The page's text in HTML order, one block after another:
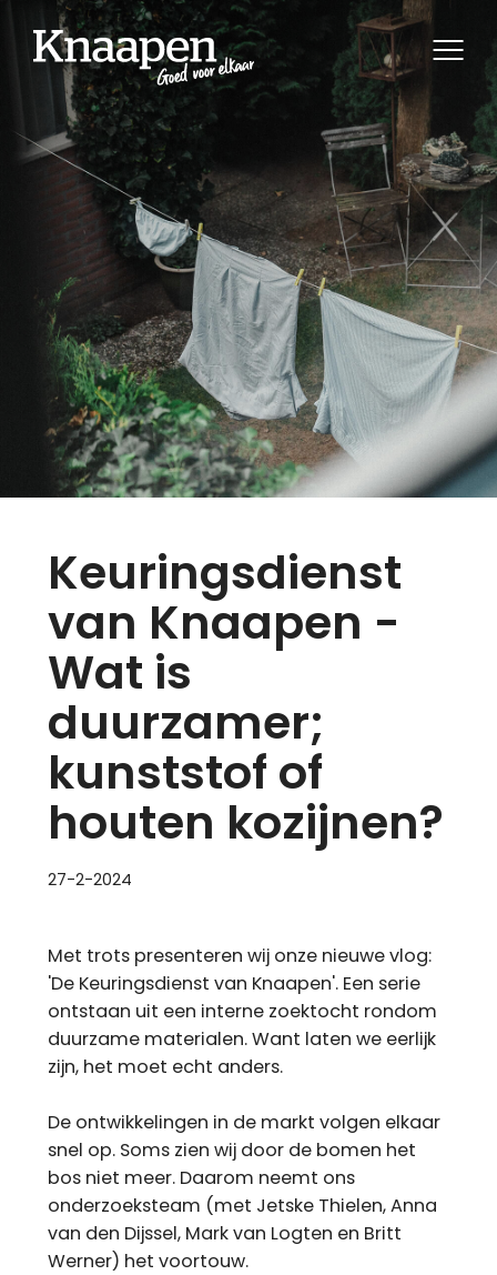
Keuringsdienst
van Knaapen -
Wat is
duurzamer;
kunststof of
houten kozijnen?
27-2-2024
Met trots presenteren wij onze nieuwe vlog:
'De Keuringsdienst van Knaapen'. Een serie
ontstaan uit een interne zoektocht rondom
duurzame materialen. Want laten we eerlijk
zijn, het moet echt anders.
De ontwikkelingen in de markt volgen elkaar
snel op. Soms zien wij door de bomen het
bos niet meer. Daarom neemt ons
onderzoeksteam (met Jetske Thielen, Anna
van den Dijssel, Mark van Logten en Britt
Werner) het voortouw.